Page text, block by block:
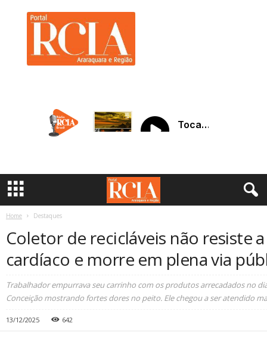
a
Home Destaques
Coletor de recicláveis não resiste
cardíaco e morre em plena via
Trabalhador empurrava seu carrinho com os produtos arrecadados no
Conceição mostrando fortes dores no peito. Ele chegou a ser atendido
13/12/2025 642